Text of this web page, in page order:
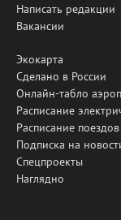
Написать редакции
Вакансии
Экокарта
Сделано в России
Онлайн-табло
Расписание
Расписание поездов
Подписка на
Спецпроекты
Наглядно